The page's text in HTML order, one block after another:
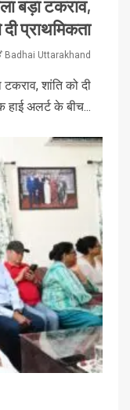
बड़ा टकराव,
दी प्राथमिकता
Badhai Uttarakhand
टकराव, शांति को दी
हाई अलर्ट के बीच...